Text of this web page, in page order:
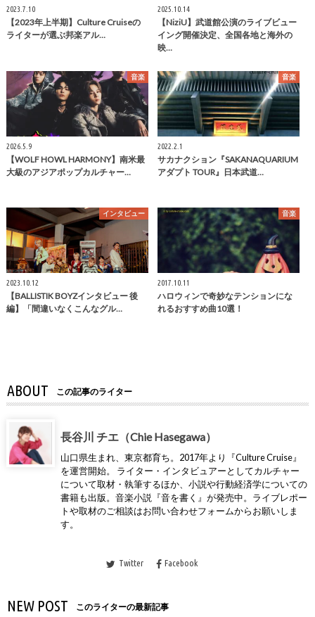
2023.7.10
【2023年上半期】Culture Cruiseの
ライターが選ぶ邦楽アル…
2025.10.14
【NiziU】武道館公演のライブビュー
イング開催決定、全国各地と海外の
映…
音楽
2026.5.9
【WOLF HOWL HARMONY】南米最
大級のアジアポップカルチャー…
音楽
2022.2.1
サカナクション『SAKANAQUARIUM
アダプト TOUR』日本武道…
インタビュー
2023.10.12
【BALLISTIK BOYZインタビュー 後
編】「間違いなくこんなグル…
音楽
2017.10.11
ハロウィンで奇妙なテンションにな
れるおすすめ曲10選！
ABOUT この記事のライター
長谷川 チエ（Chie Hasegawa）
山口県生まれ、東京都育ち。2017年より『Culture Cruise』
を運営開始。 ライター・インタビュアーとしてカルチャー
について取材・執筆するほか、小説や行動経済学についての
書籍も出版。音楽小説『音を書く』が発売中。ライブレポー
トや取材のご相談はお問い合わせフォームからお願いしま
す。
Twitter Facebook
NEW POST このライターの最新記事